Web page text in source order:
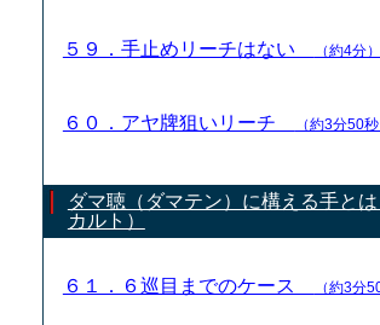
５９．手止めリーチはない （約4分）
６０．アヤ牌狙いリーチ （約3分50秒
ダマ聴（ダマテン）に構える手と
カルト）
６１．６巡目までのケース （約3分